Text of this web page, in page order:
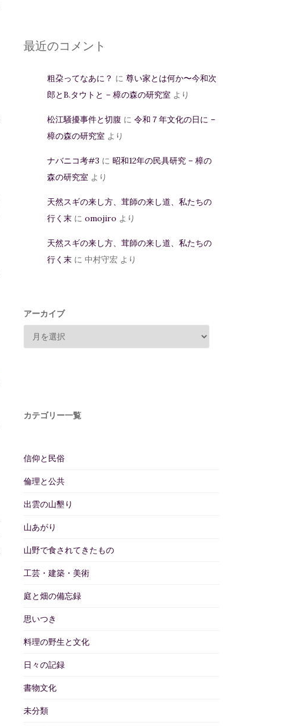
最近のコメント
粗朶ってなあに？ に 尊い家とは何か〜今和次
郎とB.タウトと – 樟の森の研究室 より
松江騒擾事件と切腹 に 令和７年文化の日に –
樟の森の研究室 より
ナバニコ考#3 に 昭和12年の民具研究 – 樟の
森の研究室 より
天然スギの来し方、茸師の来し道、私たちの
行く末に omojiro より
天然スギの来し方、茸師の来し道、私たちの
行く末に 中村守宏 より
アーカイブ
カテゴリー一覧
信仰と民俗
倫理と公共
出雲の山墾り
山あがり
山野で食されてきたもの
工芸・建築・美術
庭と畑の備忘録
思いつき
料理の野生と文化
日々の記録
書物文化
未分類